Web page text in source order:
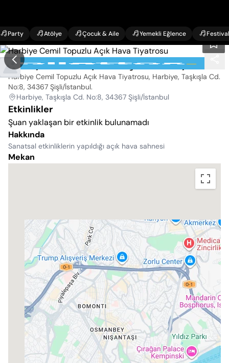
Party Atölye Çocuk & Aile Yemekli Eğlence Festival
Harbiye Cemil Topuzlu Açık Hava Tiyatrosu
Harbiye Cemil Topuzlu Açık Hava Tiyatrosu, Harbiye, Taşkışla Cd.
No:8, 34367 Şişli/İstanbul.
Harbiye, Taşkışla Cd. No:8, 34367 Şişli/İstanbul
Etkinlikler
Şuan yaklaşan bir etkinlik bulunamadı
Hakkında
Sanatsal etkinliklerin yapıldığı açık hava sahnesi
Mekan